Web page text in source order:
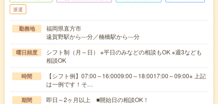
派遣
勤務地
福岡県直方市
遠賀野駅から---分／楠橋駅から---分
曜日頻度
シフト制（月～日） ※平日のみなどの相談もOK ※週3なども
相談OK
時間
【シフト例】07:00～16:0009:00～18:0017:00～09:00※ 上記
は一例です！そ…
期間 即日～2ヶ月以上 ■開始日の相談OK！